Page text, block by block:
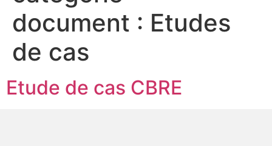
document : Etudes
de cas
Etude de cas CBRE